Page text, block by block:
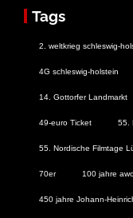
Tags
2. weltkrieg schleswig-
4G schleswig-holstein
14. Gottorfer Landmarkt
49-euro Ticket 55.
55. Nordische Filmtage
70er 100 jahre
450 jahre Johann-